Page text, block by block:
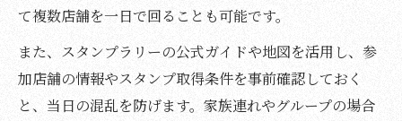
て複数店舗を一日で回ることも可能です。
また、スタンプラリーの公式ガイドや地図を活用し、参
加店舗の情報やスタンプ取得条件を事前確認しておく
と、当日の混乱を防げます。家族連れやグループの場合